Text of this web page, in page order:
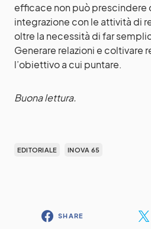
efficace non può prescindere
integrazione con le attività di
oltre la necessità di far
Generare relazioni e coltivare
l’obiettivo a cui puntare.
Buona lettura.
EDITORIALE INOVA 65
SHARE